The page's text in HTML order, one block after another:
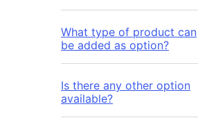
What type of product can
be added as option?
Is there any other option
available?